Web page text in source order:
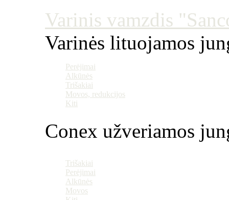
Varinis vamzdis
Varinės lituojamos
Perėjimai
Alkūnės
Trišakiai
Movos, redukcijos
Kiti
Conex užveriamos
Trišakiai
Perėjimai
Alkūnės
Movos